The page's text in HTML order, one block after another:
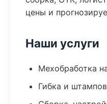
цены и
Наши услуги
Мехобработка
Гибка и